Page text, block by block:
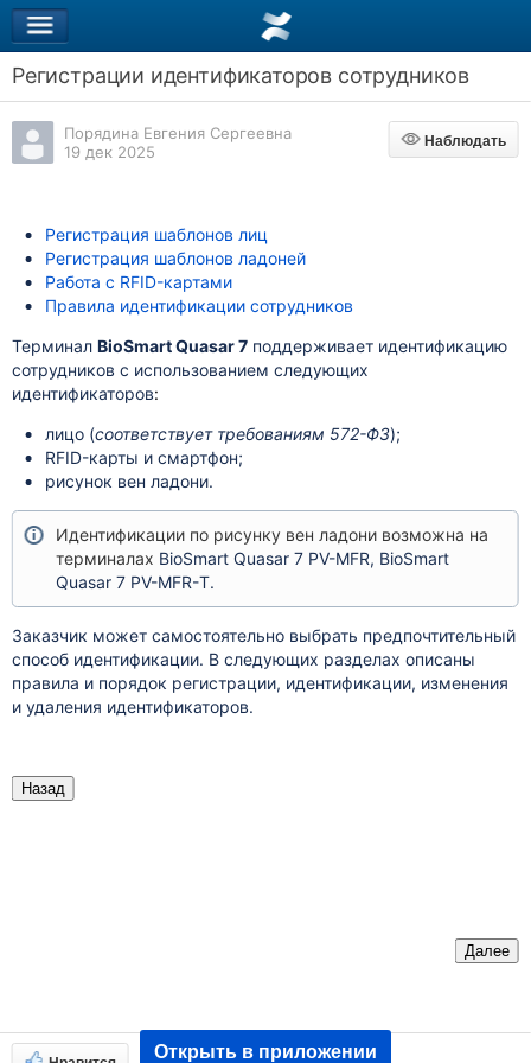
Регистрации идентификаторов сотрудников
Порядина Евгения Сергеевна
19 дек 2025
Наблюдать
Наблюдать
Регистрация шаблонов лиц
Регистрация шаблонов ладоней
Работа с RFID-картами
Правила идентификации сотрудников
Терминал BioSmart Quasar 7поддерживает идентификацию
сотрудников с использованием следующих
идентификаторов:
лицо (соответствует требованиям 572-ФЗ);
RFID-карты и смартфон;
рисунок вен ладони.
Идентификации по рисунку вен ладони возможна на
терминалах BioSmart Quasar 7 PV-MFR, BioSmart
Quasar 7 PV-MFR-Т.
Заказчик может самостоятельно выбрать предпочтительный
способ идентификации. В следующих разделах описаны
правила и порядок регистрации, идентификации, изменения
и удаления идентификаторов.
Назад
Далее
Открыть в приложении